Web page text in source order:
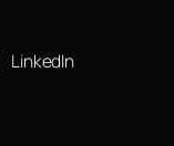
LinkedIn